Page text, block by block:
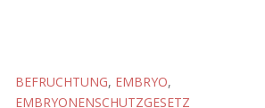
BEFRUCHTUNG, EMBRYO,
EMBRYONENSCHUTZGESETZ